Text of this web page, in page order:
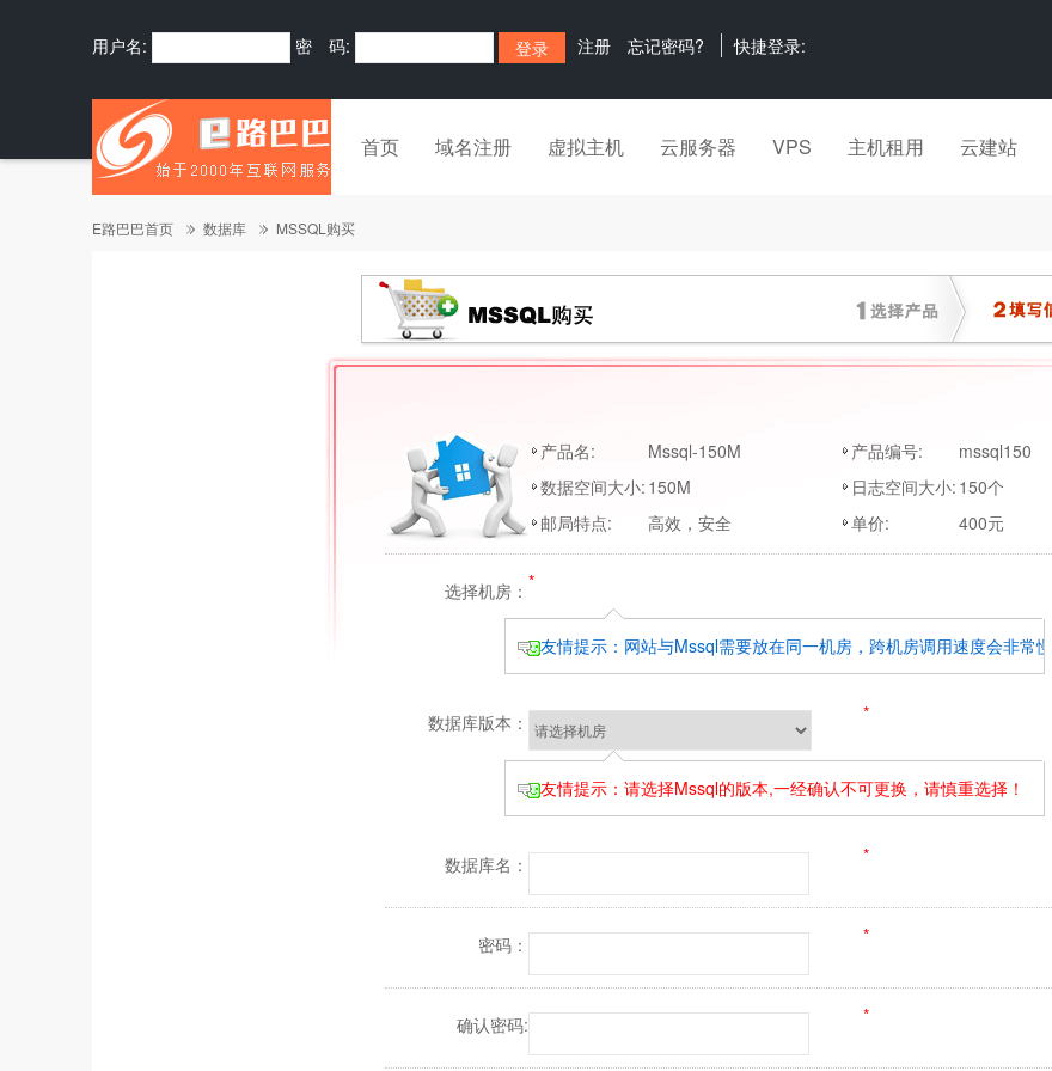
用户名: 密 码: 注册 忘记密码? 快捷登录:
首页 域名注册 虚拟主机 云服务器 VPS 主机租用 云建站
E路巴巴首页 数据库 MSSQL购买
产品名: Mssql-150M 产品编号:
mssql150
数据空间大小: 150M 日志空间大小: 150个
邮局特点:
高效，安全 单价: 400元
选择机房： *
友情提示：网站与Mssql需要放在同一机房，跨机房调用速度会非常慢
数据库版本： *
友情提示：请选择Mssql的版本,一经确认不可更换，请慎重选择！
数据库名： *
密码： *
确认密码: *